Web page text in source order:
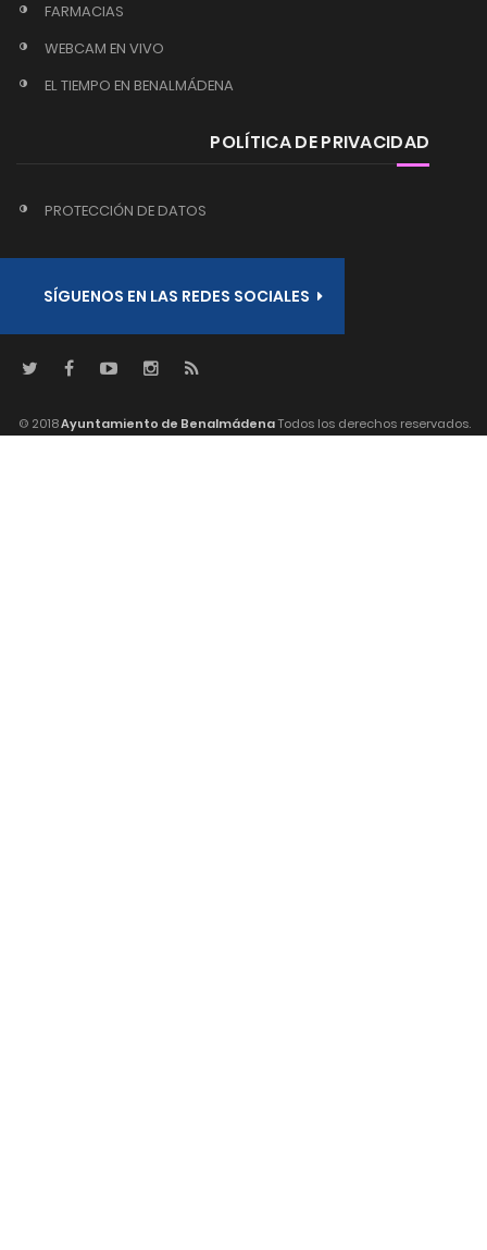
FARMACIAS
WEBCAM EN VIVO
EL TIEMPO EN BENALMÁDENA
POLÍTICA DE PRIVACIDAD
PROTECCIÓN DE DATOS
SÍGUENOS EN LAS REDES SOCIALES
© 2018Ayuntamiento de BenalmádenaTodos los derechos reservados.